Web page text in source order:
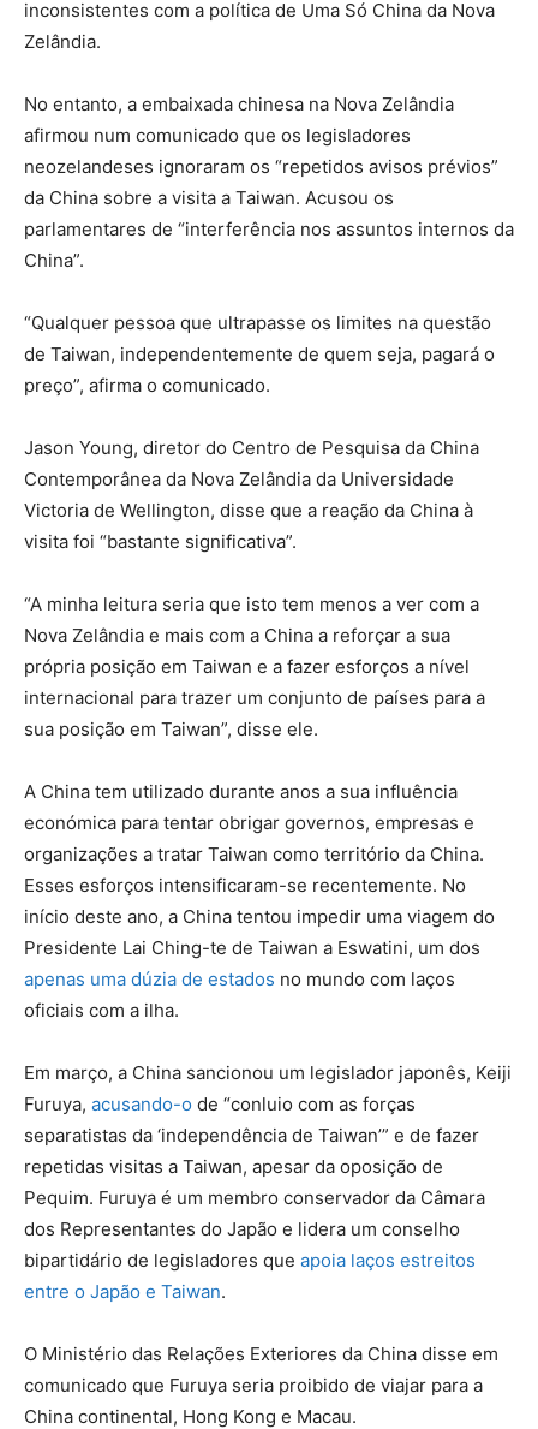
inconsistentes com a política de Uma Só China da Nova
Zelândia.
No entanto, a embaixada chinesa na Nova Zelândia
afirmou num comunicado que os legisladores
neozelandeses ignoraram os “repetidos avisos prévios”
da China sobre a visita a Taiwan. Acusou os
parlamentares de “interferência nos assuntos internos da
China”.
“Qualquer pessoa que ultrapasse os limites na questão
de Taiwan, independentemente de quem seja, pagará o
preço”, afirma o comunicado.
Jason Young, diretor do Centro de Pesquisa da China
Contemporânea da Nova Zelândia da Universidade
Victoria de Wellington, disse que a reação da China à
visita foi “bastante significativa”.
“A minha leitura seria que isto tem menos a ver com a
Nova Zelândia e mais com a China a reforçar a sua
própria posição em Taiwan e a fazer esforços a nível
internacional para trazer um conjunto de países para a
sua posição em Taiwan”, disse ele.
A China tem utilizado durante anos a sua influência
económica para tentar obrigar governos, empresas e
organizações a tratar Taiwan como território da China.
Esses esforços intensificaram-se recentemente. No
início deste ano, a China tentou impedir uma viagem do
Presidente Lai Ching-te de Taiwan a Eswatini, um dos
apenas uma dúzia de estados no mundo com laços
oficiais com a ilha.
Em março, a China sancionou um legislador japonês, Keiji
Furuya, acusando-o de “conluio com as forças
separatistas da ‘independência de Taiwan’” e de fazer
repetidas visitas a Taiwan, apesar da oposição de
Pequim. Furuya é um membro conservador da Câmara
dos Representantes do Japão e lidera um conselho
bipartidário de legisladores que apoia laços estreitos
entre o Japão e Taiwan.
O Ministério das Relações Exteriores da China disse em
comunicado que Furuya seria proibido de viajar para a
China continental, Hong Kong e Macau.